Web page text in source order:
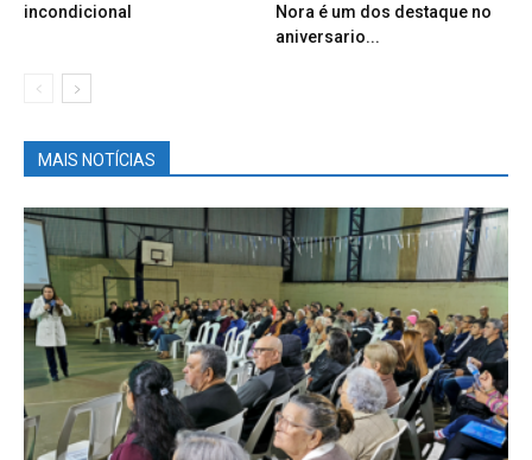
incondicional
Nora é um dos destaque no
aniversario...
MAIS NOTÍCIAS